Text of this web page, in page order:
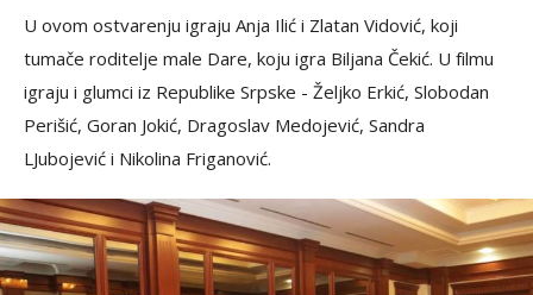
U ovom ostvarenju igraju Anja Ilić i Zlatan Vidović, koji
tumače roditelje male Dare, koju igra Biljana Čekić. U filmu
igraju i glumci iz Republike Srpske - Željko Erkić, Slobodan
Perišić, Goran Jokić, Dragoslav Medojević, Sandra
LJubojević i Nikolina Friganović.